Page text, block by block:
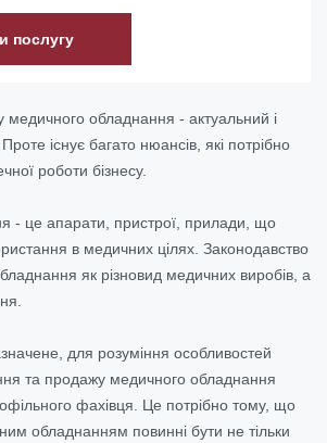
послугу
медичного обладнання - актуальний і
існує багато нюансів, які потрібно
роботи бізнесу.
- це апарати, пристрої, прилади, що
в медичних цілях. Законодавство
як різновид медичних виробів, а
для розуміння особливостей
та продажу медичного обладнання
фахівця. Це потрібно тому, що
обладнанням повинні бути не тільки